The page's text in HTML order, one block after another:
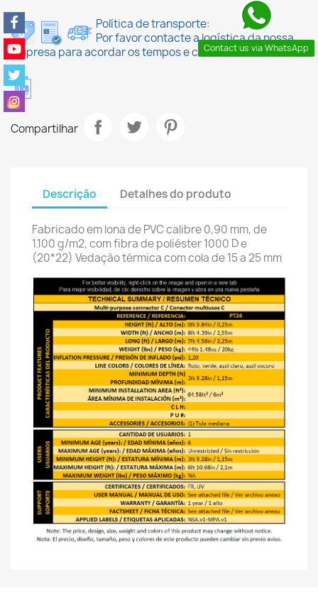
Política de transporte:
Por favor contacte a logística da nossa
empresa para acordar os tempos e custos de envio
Compartilhar
Descrição Detalhes do produto
Fabricado em lona de PVC calibre 0,90 mm, de
1.100 g/m2, com fibra de poliéster 1000 D e
(20*22) Vedação térmica com cola de 15 a 25 mm
Contact us via WhatsApp